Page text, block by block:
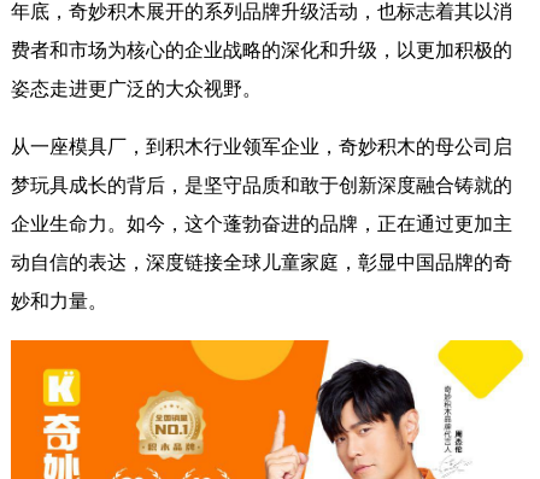
年底，奇妙积木展开的系列品牌升级活动，也标志着其以消
费者和市场为核心的企业战略的深化和升级，以更加积极的
姿态走进更广泛的大众视野。
从一座模具厂，到积木行业领军企业，奇妙积木的母公司启
梦玩具成长的背后，是坚守品质和敢于创新深度融合铸就的
企业生命力。如今，这个蓬勃奋进的品牌，正在通过更加主
动自信的表达，深度链接全球儿童家庭，彰显中国品牌的奇
妙和力量。